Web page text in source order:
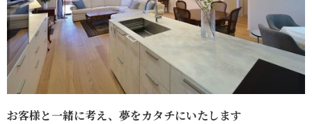
お客様と一緒に考え、夢をカタチにいたします